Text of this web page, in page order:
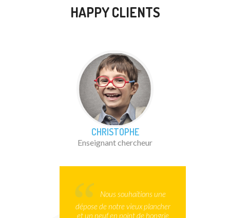
HAPPY CLIENTS
CHRISTOPHE
Enseignant chercheur
Nous souhaitions une
dépose de notre vieux plancher
et un neuf en point de hongrie